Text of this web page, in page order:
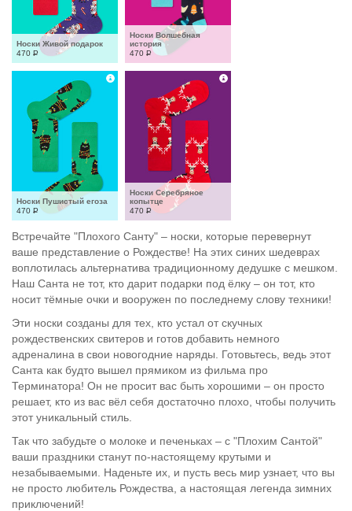
Носки Живой подарок
470 Р
Носки Волшебная
история
470 Р
Носки Пушистый егоза
470 Р
Носки Серебряное
копытце
470 Р
Встречайте "Плохого Санту" – носки, которые перевернут
ваше представление о Рождестве! На этих синих шедеврах
воплотилась альтернатива традиционному дедушке с мешком.
Наш Санта не тот, кто дарит подарки под ёлку – он тот, кто
носит тёмные очки и вооружен по последнему слову техники!
Эти носки созданы для тех, кто устал от скучных
рождественских свитеров и готов добавить немного
адреналина в свои новогодние наряды. Готовьтесь, ведь этот
Санта как будто вышел прямиком из фильма про
Терминатора! Он не просит вас быть хорошими – он просто
решает, кто из вас вёл себя достаточно плохо, чтобы получить
этот уникальный стиль.
Так что забудьте о молоке и печеньках – с "Плохим Сантой"
ваши праздники станут по-настоящему крутыми и
незабываемыми. Наденьте их, и пусть весь мир узнает, что вы
не просто любитель Рождества, а настоящая легенда зимних
приключений!